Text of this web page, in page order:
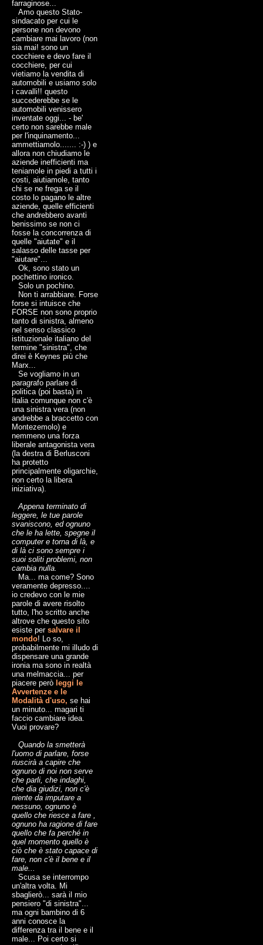
farraginose...
Amo questo Stato-
sindacato per cui le
persone non devono
cambiare mai lavoro (non
sia mai! sono un
cocchiere e devo fare il
cocchiere, per cui
vietiamo la vendita di
automobili e usiamo solo
i cavalli!! questo
succederebbe se le
automobili venissero
inventate oggi... - be'
certo non sarebbe male
per l'inquinamento...
ammettiamolo....... :-) ) e
allora non chiudiamo le
aziende inefficienti ma
teniamole in piedi a tutti i
costi, aiutiamole, tanto
chi se ne frega se il
costo lo pagano le altre
aziende, quelle efficienti
che andrebbero avanti
benissimo se non ci
fosse la concorrenza di
quelle "aiutate" e il
salasso delle tasse per
"aiutare"...
Ok, sono stato un
pochettino ironico.
Solo un pochino.
Non ti arrabbiare. Forse
forse si intuisce che
FORSE non sono proprio
tanto di sinistra, almeno
nel senso classico
istituzionale italiano del
termine "sinistra", che
direi è Keynes più che
Marx...
Se vogliamo in un
paragrafo parlare di
politica (poi basta) in
Italia comunque non c'è
una sinistra vera (non
andrebbe a braccetto con
Montezemolo) e
nemmeno una forza
liberale antagonista vera
(la destra di Berlusconi
ha protetto
principalmente oligarchie,
non certo la libera
iniziativa).
Appena terminato di
leggere, le tue parole
svaniscono, ed ognuno
che le ha lette, spegne il
computer e torna di là, e
di là ci sono sempre i
suoi soliti problemi, non
cambia nulla.
Ma... ma come? Sono
veramente depresso....
io credevo con le mie
parole di avere risolto
tutto, l'ho scritto anche
altrove che questo sito
esiste per salvare il
mondo! Lo so,
probabilmente mi illudo di
dispensare una grande
ironia ma sono in realtà
una melmaccia... per
piacere però leggi le
Avvertenze e le
Modalità d'uso, se hai
un minuto... magari ti
faccio cambiare idea.
Vuoi provare?
Quando la smetterà
l'uomo di parlare, forse
riuscirà a capire che
ognuno di noi non serve
che parli, che indaghi,
che dia giudizi, non c'è
niente da imputare a
nessuno, ognuno è
quello che riesce a fare ,
ognuno ha ragione di fare
quello che fa perché in
quel momento quello è
ciò che è stato capace di
fare, non c'è il bene e il
male...
Scusa se interrompo
un'altra volta. Mi
sbaglierò... sarà il mio
pensiero "di sinistra"...
ma ogni bambino di 6
anni conosce la
differenza tra il bene e il
male... Poi certo si